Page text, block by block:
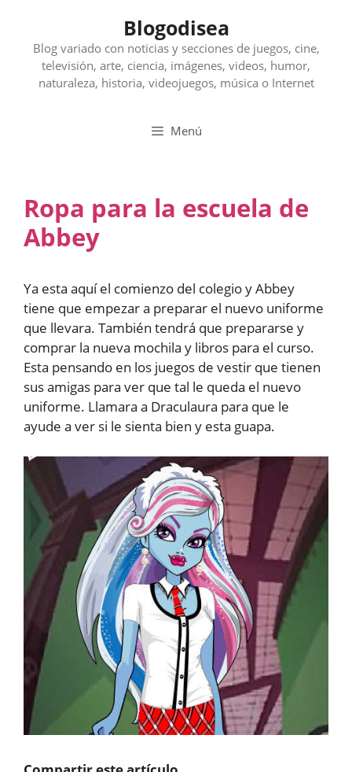
contenido
Blogodisea
Blog variado con noticias y secciones de juegos, cine,
televisión, arte, ciencia, imágenes, videos, humor,
naturaleza, historia, videojuegos, música o Internet
Menú
Ropa para la escuela de
Abbey
Ya esta aquí el comienzo del colegio y Abbey
tiene que empezar a preparar el nuevo uniforme
que llevara. También tendrá que prepararse y
comprar la nueva mochila y libros para el curso.
Esta pensando en los juegos de vestir que tienen
sus amigas para ver que tal le queda el nuevo
uniforme. Llamara a Draculaura para que le
ayude a ver si le sienta bien y esta guapa.